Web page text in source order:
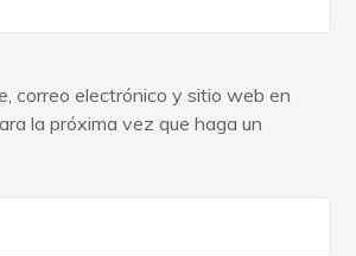
correo electrónico y sitio web en
la próxima vez que haga un